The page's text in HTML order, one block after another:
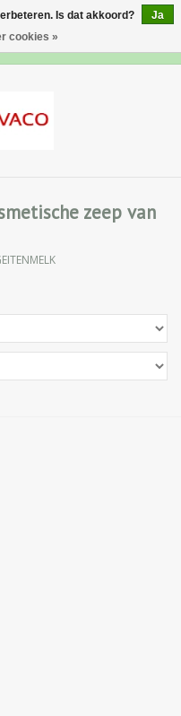
zeep van
Is dat akkoord?
Ja
cookies »